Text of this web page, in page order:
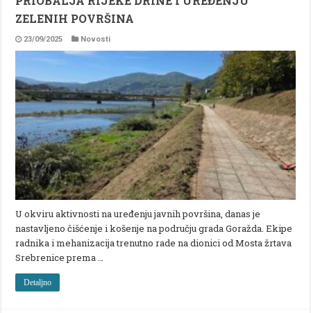
ZELENIH POVRŠINA
23/09/2025 Novosti
U okviru aktivnosti na uređenju javnih površina, danas je
nastavljeno čišćenje i košenje na području grada Goražda. Ekipe
radnika i mehanizacija trenutno rade na dionici od Mosta žrtava
Srebrenice prema …
Detaljno